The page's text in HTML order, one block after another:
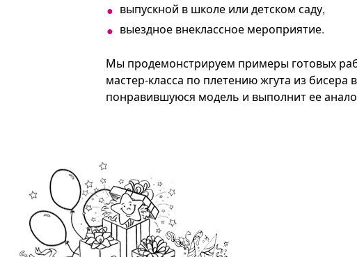
выпускной в школе или детском саду,
выездное внеклассное мероприятие.
Мы продемонстрируем примеры готовых
мастер-класса по плетению жгута из бисера
понравившуюся модель и выполнит ее